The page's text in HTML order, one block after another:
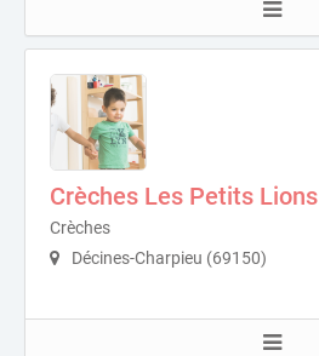
Crèches Les Petits Lions
Crèches
Décines-Charpieu (69150)